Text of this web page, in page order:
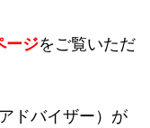
ージをご覧いただ
ドバイザー）が